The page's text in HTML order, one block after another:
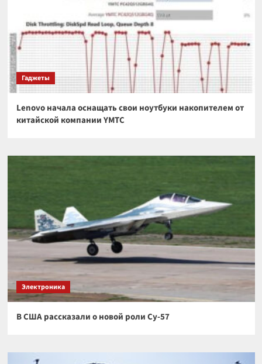
Гаджеты
Lenovo начала оснащать свои ноутбуки накопителем от
китайской компании YMTC
Электроника
В США рассказали о новой роли Су-57